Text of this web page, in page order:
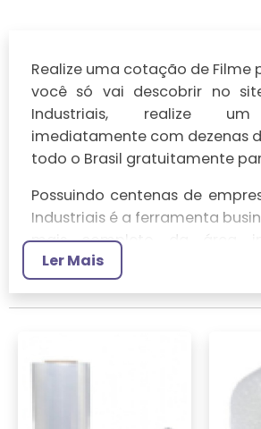
Realize uma cotação de Filme
você só vai descobrir no
Industriais, realize um
imediatamente com dezenas
todo o Brasil gratuitamente
Possuindo centenas de
Industriais é a ferramenta
mais completo da área
realizar um orçamento de
retrátil, clique em um ou mais
a seguir:
Ler Mais